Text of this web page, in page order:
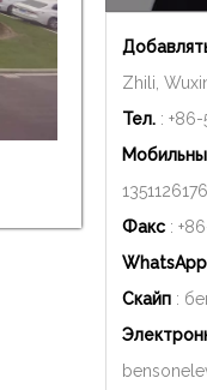
Zhili,
Тел. :
Факс :
WhatsApp
Скайп :